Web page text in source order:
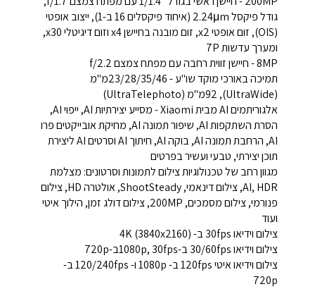
גודל פיקסל 2.24μm (איחוד פיקסלים 16 ב-1), ייצוב אופטי
(OIS), זום אופטי x2, זום מובנה בחיישן x4 וזום דיגיטלי x30,
ומערך עדשות 7P
8MP - חיישן זווית רחבה עם מפתח צמצם f/2.2
תמיכה באורכי מוקד שו"ע - 23/28/35/46מ"מ
(UltraWide), 92מ"מ (UltraTelephoto)
אלגוריתמים AI מבית Xiaomi - מסייע יצירתיות AI, ייפוי AI,
הסרת השתקפות AI, שיפור תמונה AI, מחיקת אובייקטים פרו
AI, הרחבת תמונה AI, בוקה AI, חיתוך AI וסרטים AI ליצירת
תוכן יצירתי, טבעי ועשיר בפרטים
מגוון רחב של טכנולוגיות צילום לתמונות וסרטונים: מצלמת
AI, HDR, צילום דינאמי, ShootSteady, אולטרה HD, צילום
פנורמי, צילום מסמכים, 200MP, צילום דולג זמן, הילוך איטי
ועוד
צילום וידיאו 30fps ב- 4K (3840x2160)
צילום וידיאו 30/60fps ב-1080p, 30fpsב-720p
צילום וידיאו איטי 120fps ב- 1080p ו- 120/240fps ב-
720p